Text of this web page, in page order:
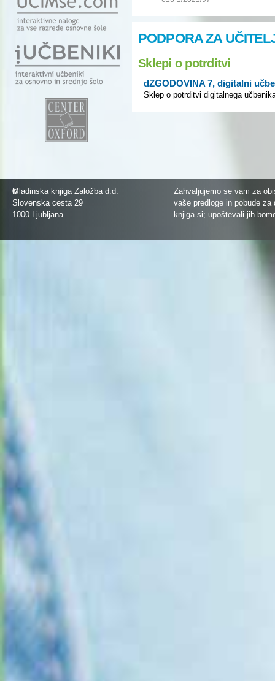
PODPORA ZA
Sklepi o potrditvi
dZGODOVINA 7, digitalni
Sklep o potrditvi digitalnega
©
Mladinska knjiga Založba d.d.
Slovenska cesta 29
1000 Ljubljana
Zahvaljujemo se vam za
vaše predloge in pobude
knjiga.si; upoštevali jih